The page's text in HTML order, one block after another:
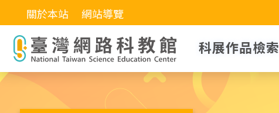
關於本站 網站導覽
科展作品檢索